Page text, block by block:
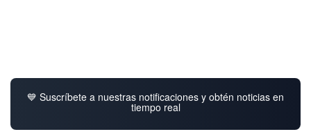
💙 Suscríbete a nuestras notificaciones y obtén noticias en
tiempo real